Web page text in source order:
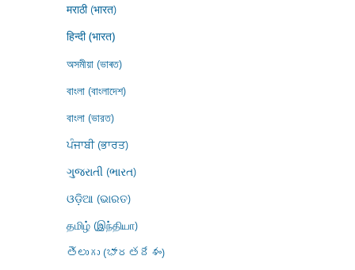
मराठी (भारत)
हिन्दी (भारत)
অসমীয়া (ভাৰত)
বাংলা (বাংলাদেশ)
বাংলা (ভারত)
ਪੰਜਾਬੀ (ਭਾਰਤ)
ગુજરાતી (ભારત)
ଓଡ଼ିଆ (ଭାରତ)
தமிழ் (இந்தியா)
తెలుగు (భారతదేశం)